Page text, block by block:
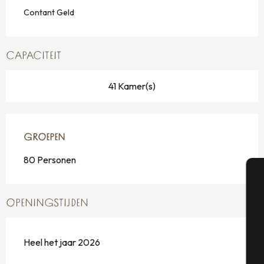
Contant Geld
CAPACITEIT
41 Kamer(s)
GROEPEN
GROEPEN
80 Personen
OPENINGSTIJDEN
Heel het jaar 2026